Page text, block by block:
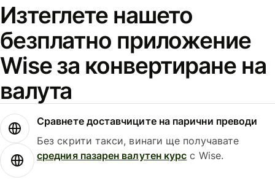
Изтеглете нашето
безплатно приложение
Wise за конвертиране на
валута
Сравнете доставчиците на парични преводи
Без скрити такси, винаги ще получавате
средния пазарен валутен курс с Wise.